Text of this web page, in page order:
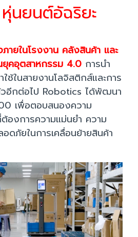
นยนต์อัฉริยะ
ายในโรงงาน คลังสินค้า และ
คอุตสาหกรรม 4.0 การนำ
ใช้ในสายงานโลจิสติกส์และการ
วอีกต่อไป Robotics ได้พัฒนา
เพื่อตอบสนองความ
องการความแม่นยำ ความ
ดภัยในการเคลื่อนย้ายสินค้า